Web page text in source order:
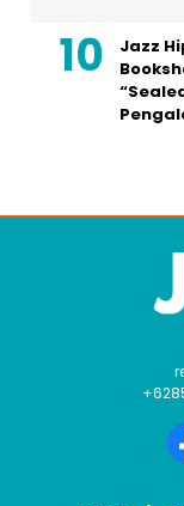
Jazz